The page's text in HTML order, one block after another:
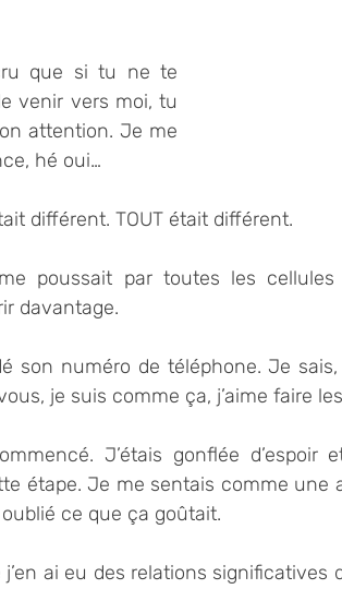
que si tu ne te
venir vers moi, tu
attention. Je me
hé oui…
différent. TOUT était différent.
me poussait par toutes les
davantage.
son numéro de téléphone. Je
je suis comme ça, j’aime faire
J’étais gonflée d’espoir
étape. Je me sentais comme une
oublié ce que ça goûtait.
ai eu des relations significatives